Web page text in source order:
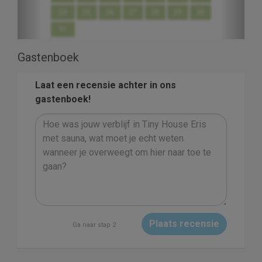
Gastenboek
Laat een recensie achter in ons
gastenboek!
Ga naar stap 2 Plaats recensie